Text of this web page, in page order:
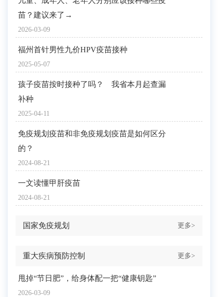
2026-03-09
苗？建议来了→
2025-05-07
福州首针男性九价HPV疫苗接种
2025-04-11
孩子疫苗按时接种了吗？ 我省本月起查漏
补种
2024-08-21
免疫规划疫苗和非免疫规划疫苗是如何区分
的？
2024-08-21
一文读懂甲肝疫苗
国家免疫规划 更多>
重大疾病预防控制 更多>
2026-03-09
甩掉“节日肥”，给身体配一把“健康钥匙”